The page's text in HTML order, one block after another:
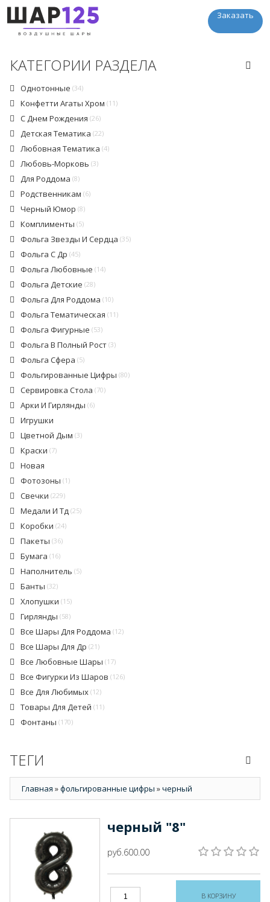
Заказать
КАТЕГОРИИ РАЗДЕЛА
Однотонные (34)
Конфетти Агаты Хром (11)
С Днем Рождения (26)
Детская Тематика (22)
Любовная Тематика (4)
Любовь-Морковь (3)
Для Роддома (8)
Родственникам (6)
Черный Юмор (8)
Комплименты (5)
Фольга Звезды И Сердца (35)
Фольга С Др (45)
Фольга Любовные (14)
Фольга Детские (28)
Фольга Для Роддома (10)
Фольга Тематическая (11)
Фольга Фигурные (53)
Фольга В Полный Рост (3)
Фольга Сфера (5)
Фольгированные Цифры (80)
Сервировка Стола (70)
Арки И Гирлянды (6)
Игрушки
Цветной Дым (3)
Краски (7)
Новая
Фотозоны (1)
Свечки (229)
Медали И Тд (25)
Коробки (24)
Пакеты (36)
Бумага (16)
Наполнитель (5)
Банты (32)
Хлопушки (15)
Гирлянды (58)
Все Шары Для Роддома (12)
Все Шары Для Др (21)
Все Любовные Шары (17)
Все Фигурки Из Шаров (126)
Все Для Любимых (12)
Товары Для Детей (11)
Фонтаны (170)
ТЕГИ
Главная »фольгированные цифры »черный
черный "8"
руб.600.00